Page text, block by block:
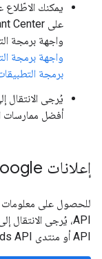
يمكنك
واجهة برمجة
واجهة برمجة
برمجة
يُرجى الانتقال
أفضل ممارسات
إعلانات Google
API أو منتدى Google Ads API.